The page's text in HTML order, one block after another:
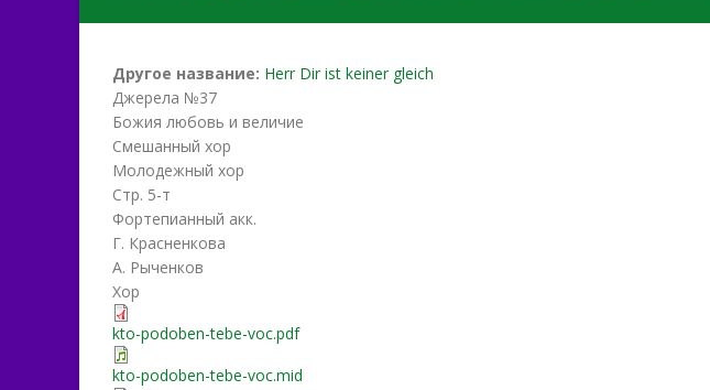
Другое название: Herr Dir ist keiner gleich
Джерела №37
Божия любовь и величие
Смешанный хор
Молодежный хор
Стр. 5-т
Фортепианный акк.
Г. Красненкова
А. Рыченков
Хор
kto-podoben-tebe-voc.pdf
kto-podoben-tebe-voc.mid